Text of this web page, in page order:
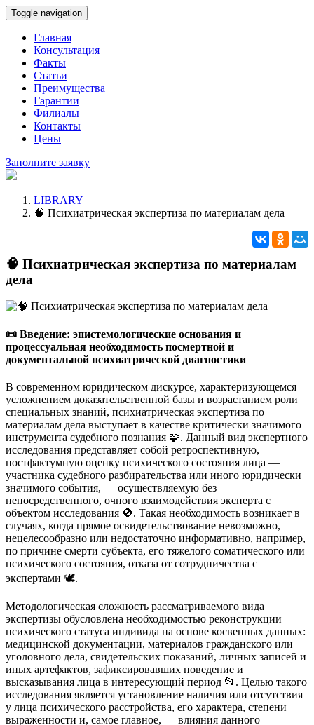
Toggle navigation
Главная
Консультация
Факты
Статьи
Преимущества
Гарантии
Филиалы
Контакты
Цены
Заполните заявку
LIBRARY
🧠 Психиатрическая экспертиза по материалам дела
🧠 Психиатрическая экспертиза по материалам
дела
📜 Введение: эпистемологические основания и
процессуальная необходимость посмертной и
документальной психиатрической диагностики
В современном юридическом дискурсе, характеризующемся
усложнением доказательственной базы и возрастанием роли
специальных знаний, психиатрическая экспертиза по
материалам дела выступает в качестве критически значимого
инструмента судебного познания 🧩. Данный вид экспертного
исследования представляет собой ретроспективную,
постфактумную оценку психического состояния лица —
участника судебного разбирательства или иного юридически
значимого события, — осуществляемую без
непосредственного, очного взаимодействия эксперта с
объектом исследования 🚫. Такая необходимость возникает в
случаях, когда прямое освидетельствование невозможно,
нецелесообразно или недостаточно информативно, например,
по причине смерти субъекта, его тяжелого соматического или
психического состояния, отказа от сотрудничества с
экспертами 🕊️.
Методологическая сложность рассматриваемого вида
экспертизы обусловлена необходимостью реконструкции
психического статуса индивида на основе косвенных данных:
медицинской документации, материалов гражданского или
уголовного дела, свидетельских показаний, личных записей и
иных артефактов, зафиксировавших поведение и
высказывания лица в интересующий период 📂. Целью такого
исследования является установление наличия или отсутствия
у лица психического расстройства, его характера, степени
выраженности и, самое главное, — влияния данного